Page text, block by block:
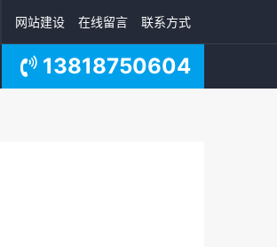
网站建设 在线留言 联系方式
13818750604